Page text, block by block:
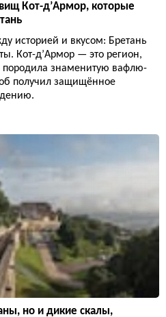
Кот-д’Армор, которые
историей и вкусом: Бретань
Кот-д’Армор — это регион,
породила знаменитую вафлю-
получил защищённое
но и дикие скалы,